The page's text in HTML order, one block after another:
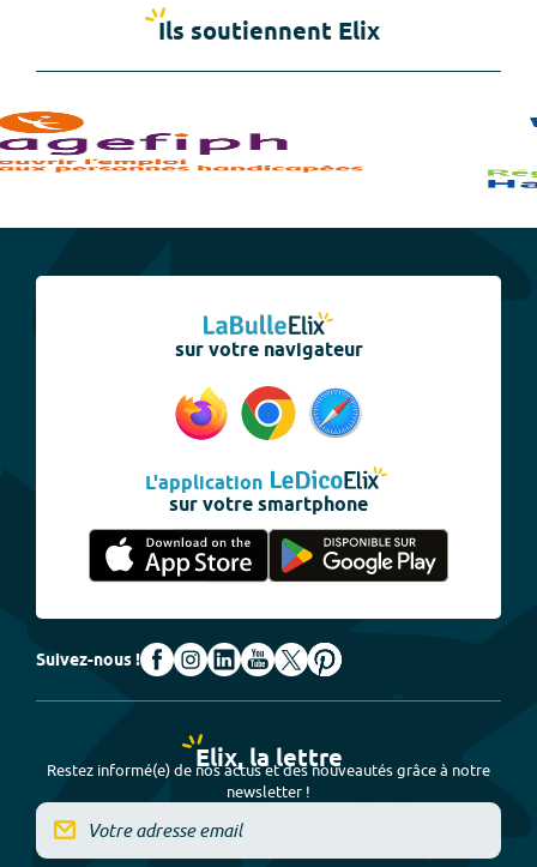
Ils soutiennent Elix
sur votre navigateur
L'application
sur votre smartphone
Suivez-nous !
Elix, la lettre
Restez informé(e) de nos actus et des nouveautés grâce à notre
newsletter !